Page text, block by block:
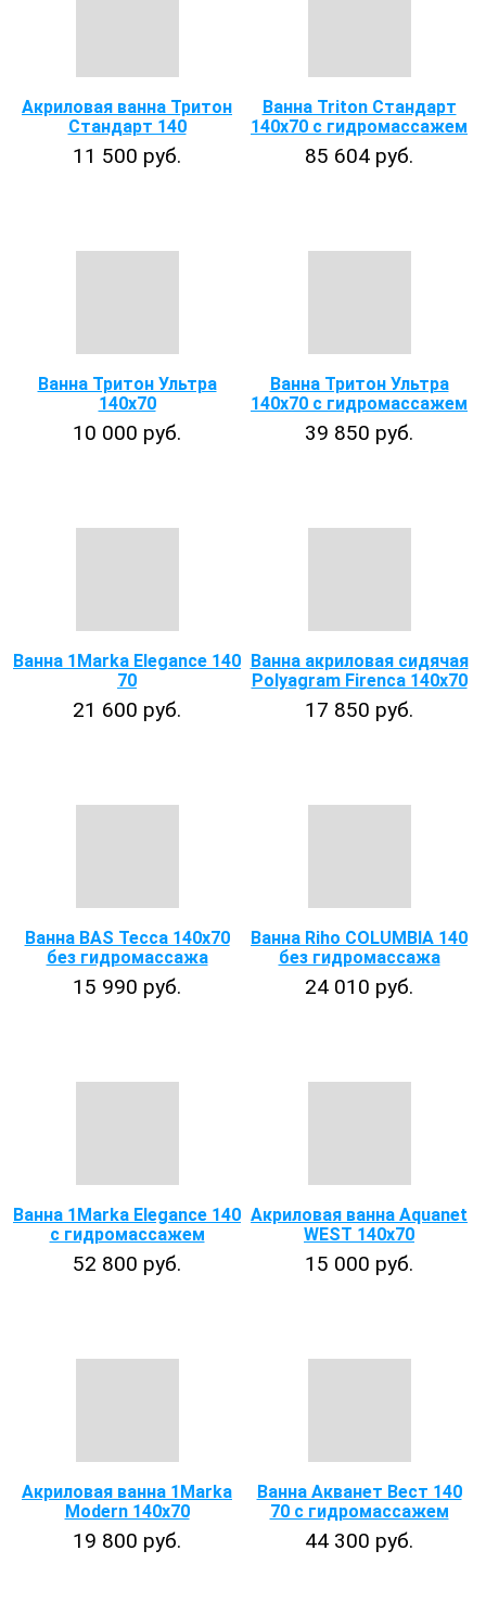
Акриловая ванна Тритон
Стандарт 140
11 500 руб.
Ванна Triton Стандарт
140х70 с гидромассажем
85 604 руб.
Ванна Тритон Ультра
140x70
10 000 руб.
Ванна Тритон Ультра
140х70 с гидромассажем
39 850 руб.
Ванна 1Marka Elegance 140
70
21 600 руб.
Ванна акриловая сидячая
Polyagram Firenca 140x70
17 850 руб.
Ванна BAS Тесса 140х70
без гидромассажа
15 990 руб.
Ванна Riho COLUMBIA 140
без гидромассажа
24 010 руб.
Ванна 1Marka Elegance 140
с гидромассажем
52 800 руб.
Акриловая ванна Aquanet
WEST 140x70
15 000 руб.
Акриловая ванна 1Marka
Modern 140x70
19 800 руб.
Ванна Акванет Вест 140
70 с гидромассажем
44 300 руб.